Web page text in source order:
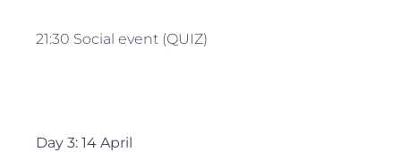
21:30 Social event (QUIZ)
Day 3: 14 April